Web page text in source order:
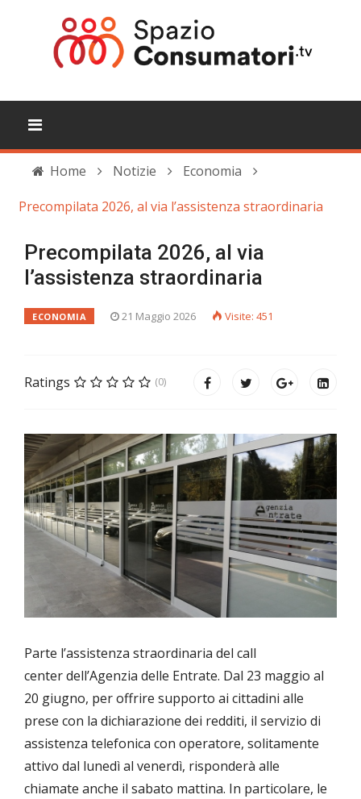
Home Notizie
Economia
Precompilata 2026, al via l’assistenza straordinaria
Precompilata 2026, al via
l’assistenza straordinaria
ECONOMIA 21 Maggio 2026 Visite: 451
Ratings (0)
Parte l’assistenza straordinaria del call
center dell’Agenzia delle Entrate. Dal 23 maggio al
20 giugno, per offrire supporto ai cittadini alle
prese con la dichiarazione dei redditi, il servizio di
assistenza telefonica con operatore, solitamente
attivo dal lunedì al venerdì, risponderà alle
chiamate anche il sabato mattina. In particolare, le